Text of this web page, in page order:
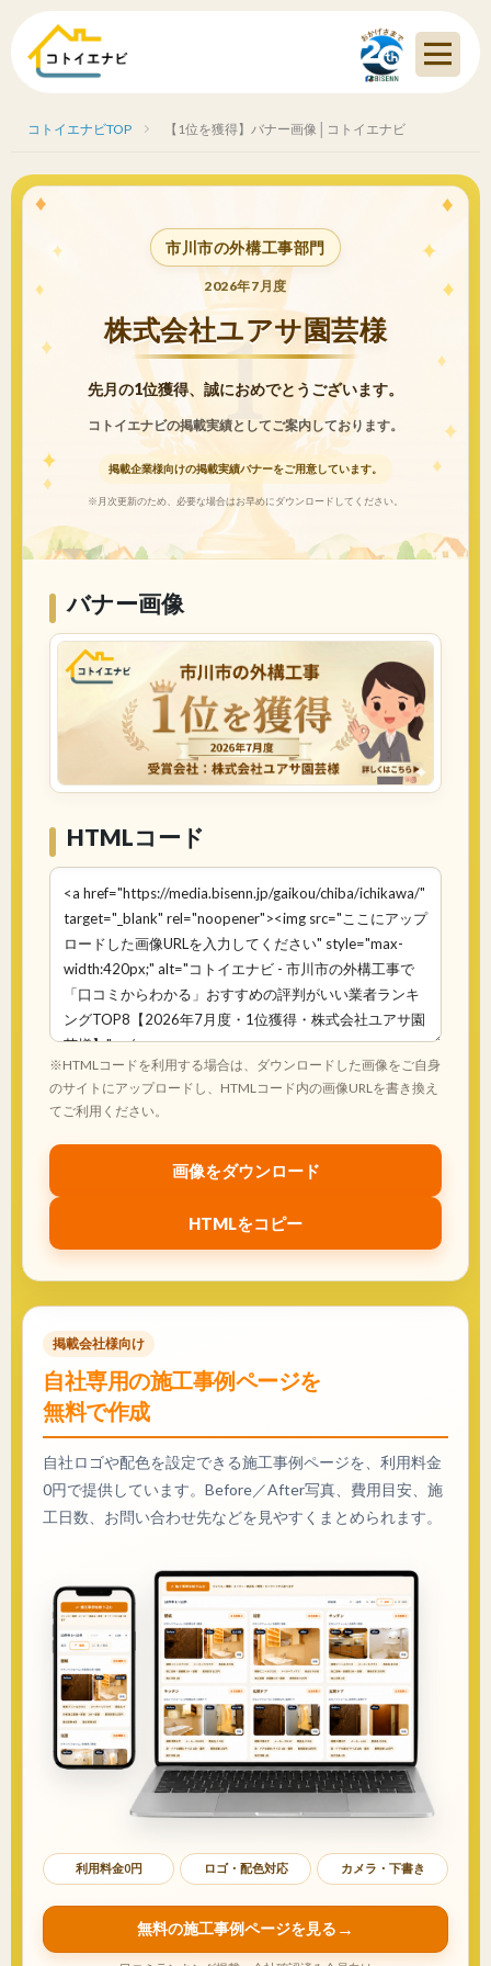
コトイエナビTOP 【1位を獲得】バナー画像│コトイエナビ
市川市の外構工事部門
2026年7月度
株式会社ユアサ園芸様
先月の1位獲得、誠におめでとうございます。
コトイエナビの掲載実績としてご案内しております。
掲載企業様向けの掲載実績バナーをご用意しています。
※月次更新のため、必要な場合はお早めにダウンロードしてください。
バナー画像
HTMLコード
※HTMLコードを利用する場合は、ダウンロードした画像をご自身
のサイトにアップロードし、HTMLコード内の画像URLを書き換え
てご利用ください。
画像をダウンロード
HTMLをコピー
掲載会社様向け
自社専用の施工事例ページを
無料で作成
自社ロゴや配色を設定できる施工事例ページを、利用料金
0円で提供しています。Before／After写真、費用目安、施
工日数、お問い合わせ先などを見やすくまとめられます。
利用料金0円 ロゴ・配色対応 カメラ・下書き
無料の施工事例ページを見る